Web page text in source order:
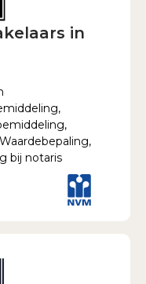
in
bij notaris